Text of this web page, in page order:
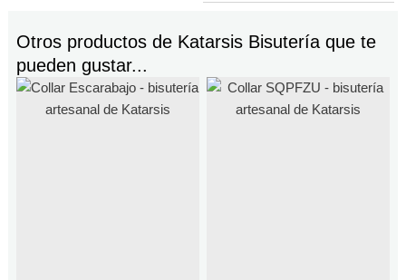
Otros productos de Katarsis Bisuteríaque te
pueden gustar...